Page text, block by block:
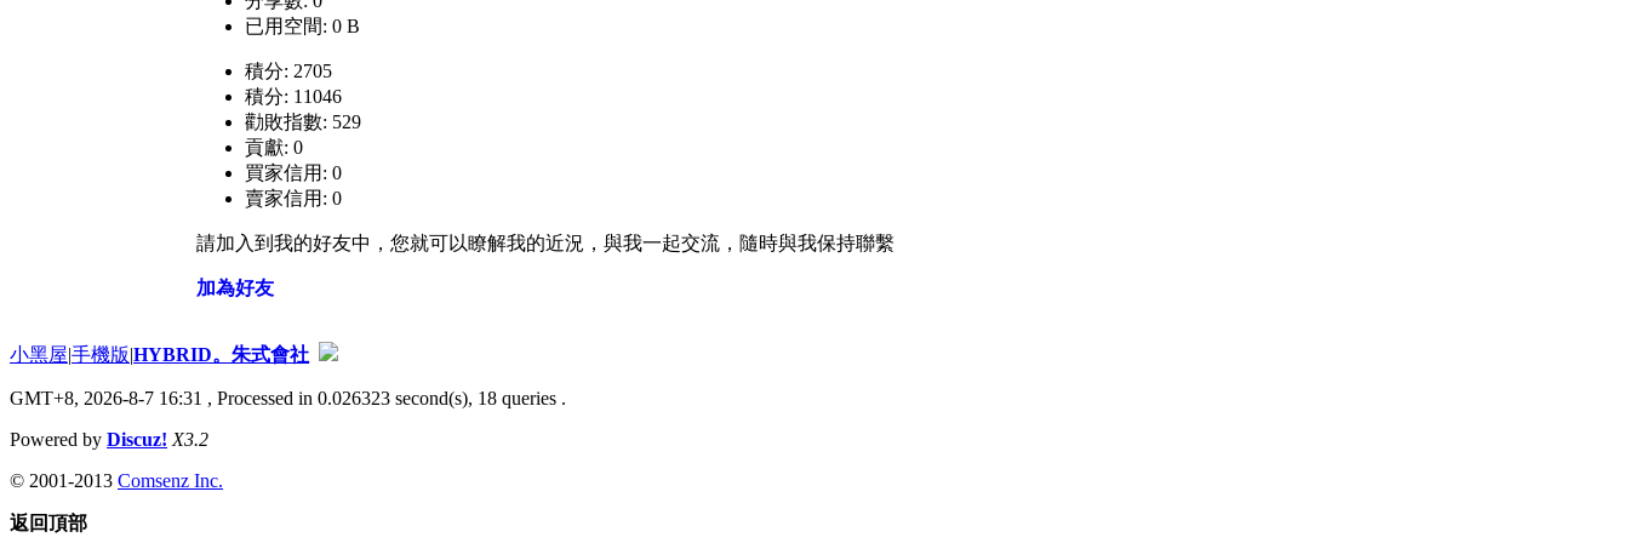
已用空間: 0 B
積分: 2705
積分: 11046
勸敗指數: 529
貢獻: 0
買家信用: 0
賣家信用: 0
請加入到我的好友中，您就可以瞭解我的近況，與我一起交流，隨時與我保持聯繫
加為好友
小黑屋|手機版|HYBRID。朱式會社
GMT+8, 2026-8-7 16:31 , Processed in 0.026323 second(s), 18 queries .
Powered by Discuz! X3.2
© 2001-2013 Comsenz Inc.
返回頂部